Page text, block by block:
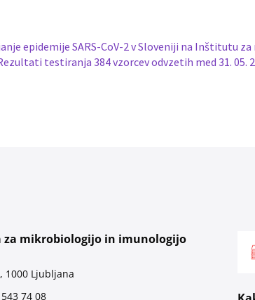
epidemije SARS-CoV-2 v Sloveniji na Inštitutu
testiranja 384 vzorcev odvzetih med 31. 05.
za mikrobiologijo in imunologijo
1000 Ljubljana
74 08